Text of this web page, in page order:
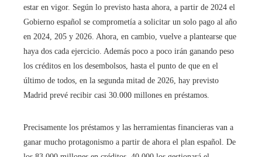
estar en vigor. Según lo previsto hasta ahora, a partir de 2024 el
Gobierno español se comprometía a solicitar un solo pago al año
en 2024, 205 y 2026. Ahora, en cambio, vuelve a plantearse que
haya dos cada ejercicio. Además poco a poco irán ganando peso
los créditos en los desembolsos, hasta el punto de que en el
último de todos, en la segunda mitad de 2026, hay previsto
Madrid prevé recibir casi 30.000 millones en préstamos.
Precisamente los préstamos y las herramientas financieras van a
ganar mucho protagonismo a partir de ahora el plan español. De